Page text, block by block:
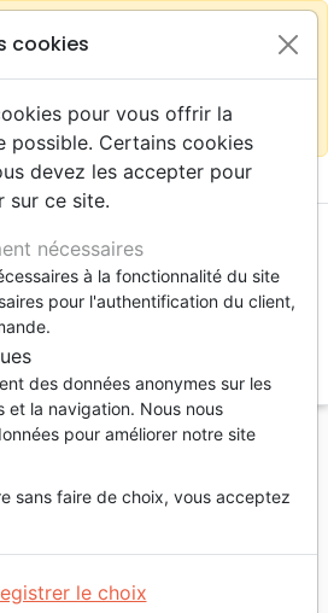
Continuer sur le site France close
de la Bible Suisse
shopping_cart
Custis James Carolyn
et
cookies
pour vous offrir la
possible. Certains cookies
devez les accepter pour
sur ce site.
nécessaires
à la fonctionnalité du site
pour l'authentification du client,
des données anonymes sur les
et la navigation. Nous nous
pour améliorer notre site
sans faire de choix, vous acceptez
le choix